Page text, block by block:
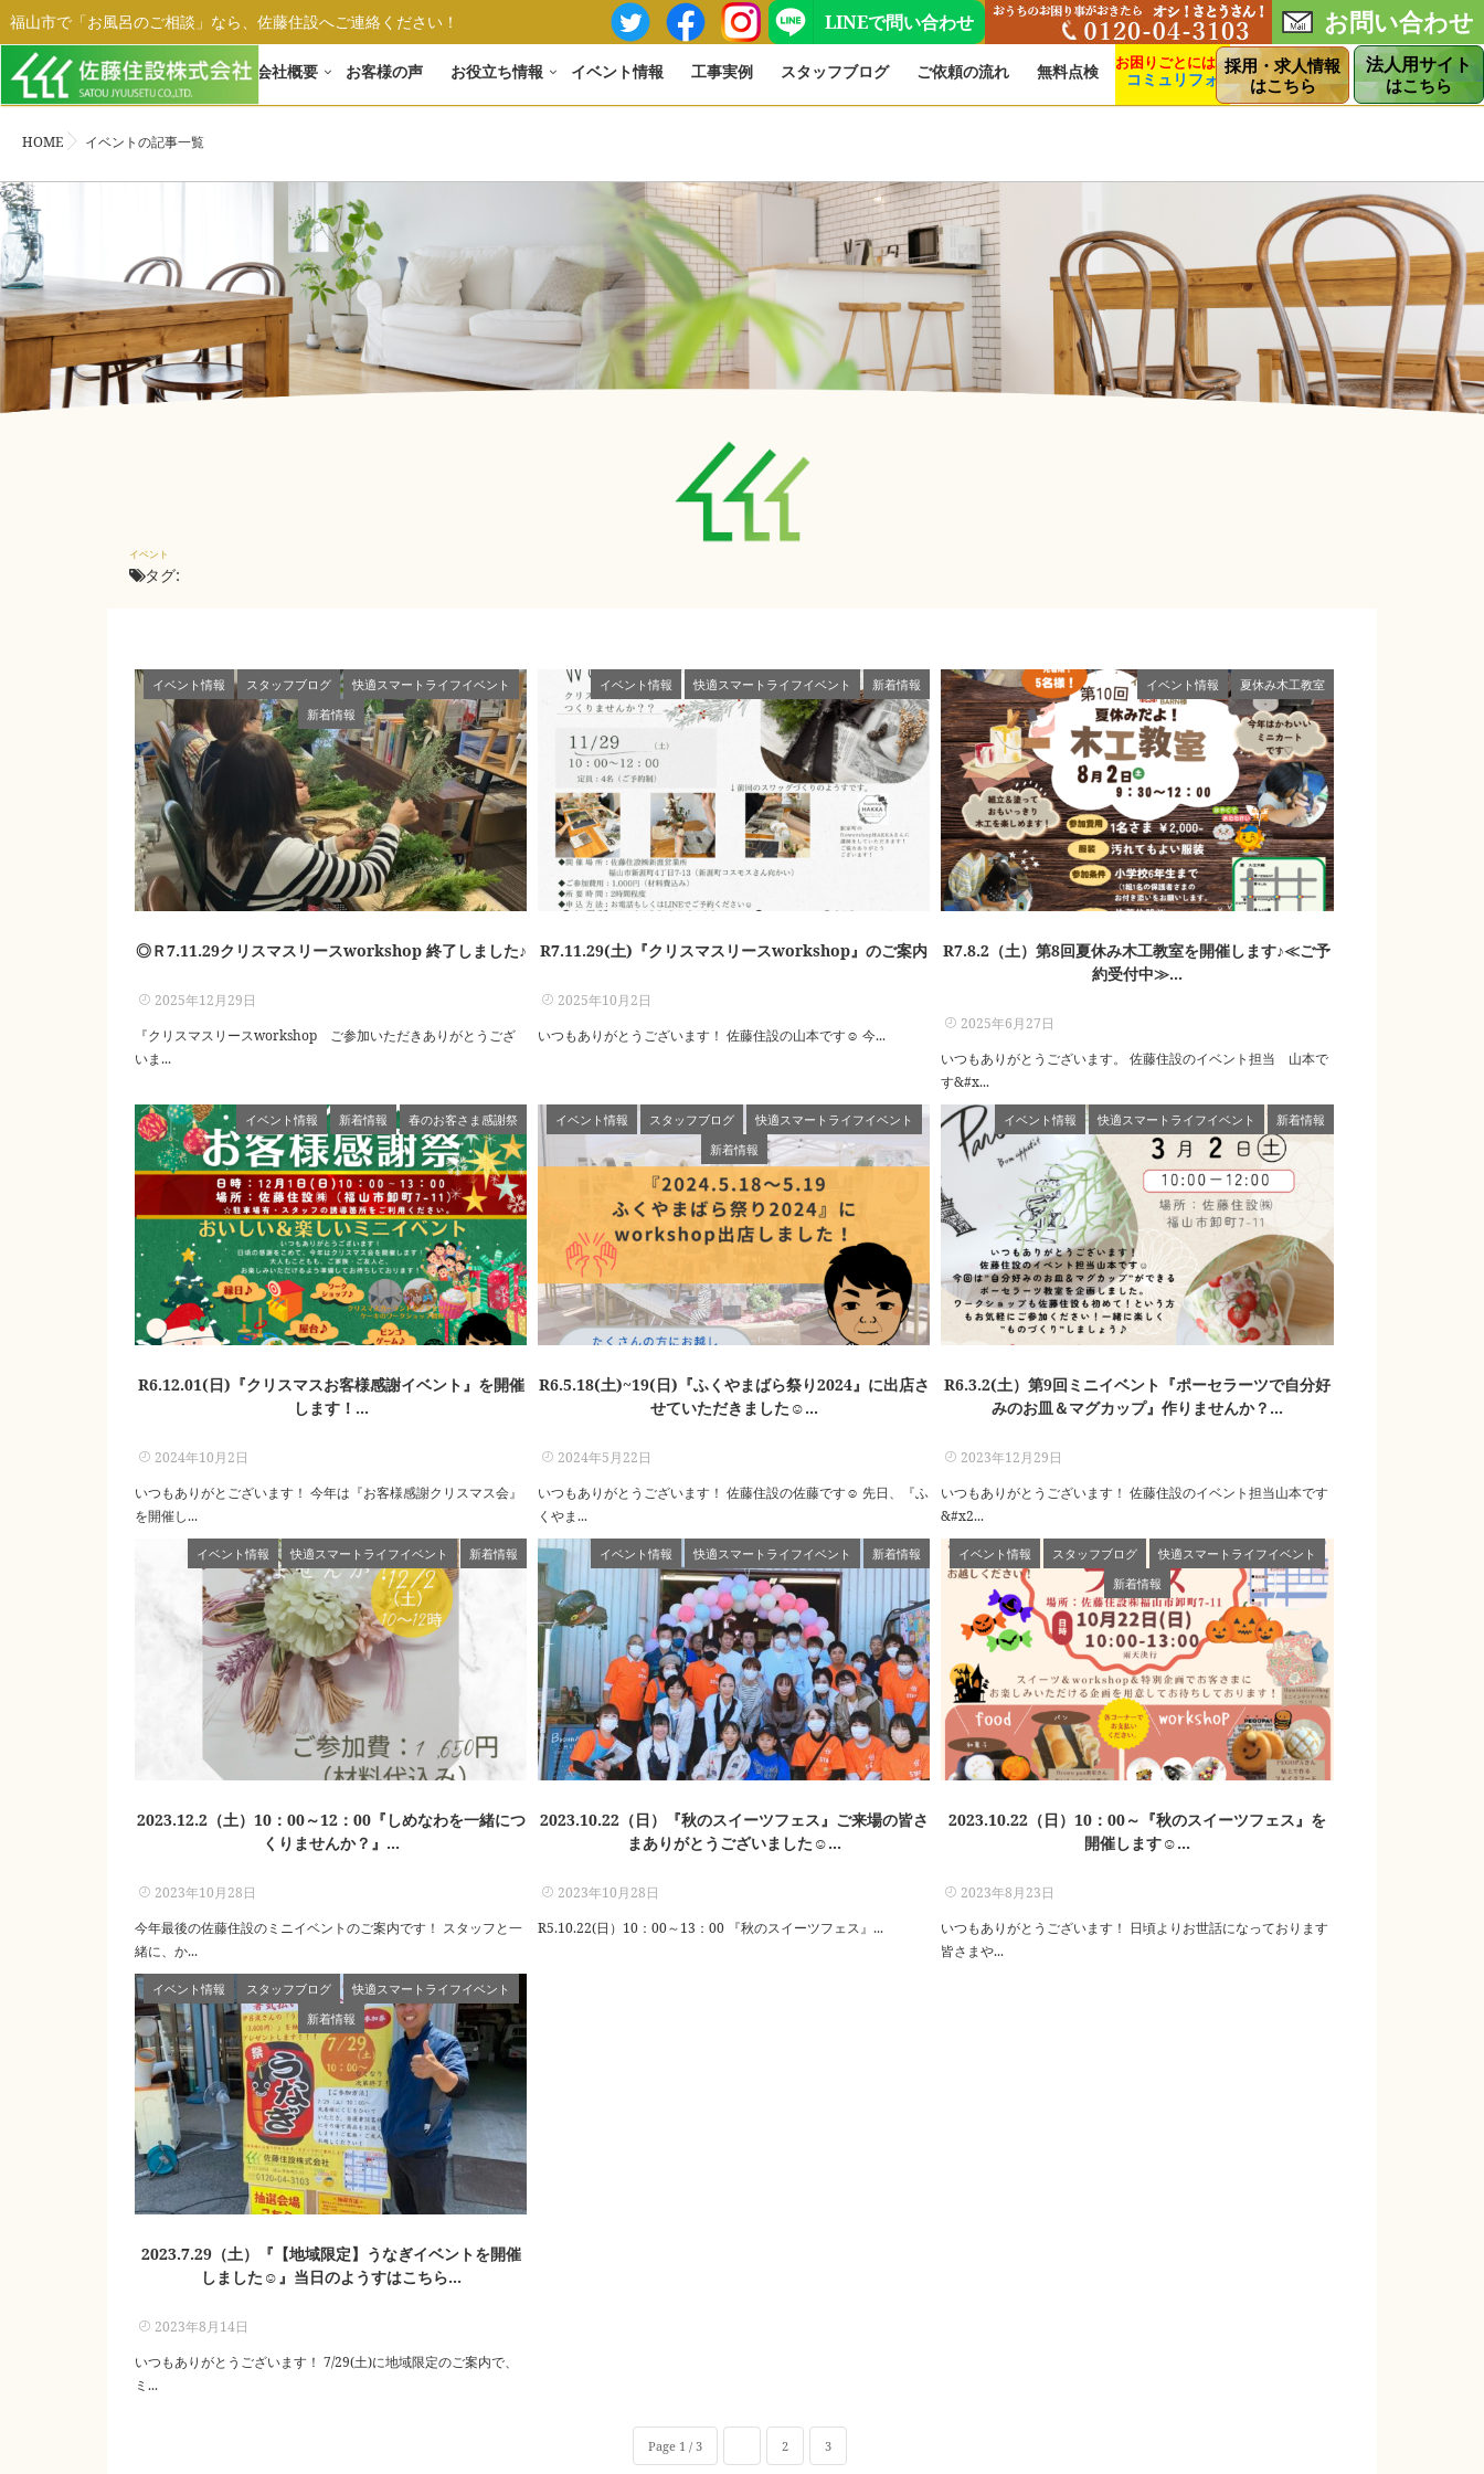
福山市で「お風呂のご相談」なら、佐藤住設へご連絡ください！ LINEで問い合わせ お問い合わせ
採用・求人情報
はこちら
法人用サイト
はこちら
ホーム 会社概要 お客様の声 お役立ち情報 イベント情報 工事実例 スタッフブログ ご依頼の流れ 無料点検 コミュリフォ ショップ
HOME イベントの記事一覧
タグ:
イベント
イベント情報 スタッフブログ
快適スマートライフイベント
新着情報
◎Ｒ7.11.29クリスマスリースworkshop 終了しました♪
2025年12月29日
『クリスマスリースworkshop ご参加いただきありがとうござ
いま...
イベント情報 快適スマートライフイベント 新着情報
R7.11.29(土)『クリスマスリースworkshop』のご案内
2025年10月2日
いつもありがとうございます！ 佐藤住設の山本です☺ 今...
イベント情報 夏休み木工教室
R7.8.2（土）第8回夏休み木工教室を開催します♪≪ご予
約受付中≫...
2025年6月27日
いつもありがとうございます。 佐藤住設のイベント担当 山本で
す&#x...
イベント情報 新着情報 春のお客さま感謝祭
R6.12.01(日)『クリスマスお客様感謝イベント』を開催
します！...
2024年10月2日
いつもありがとございます！ 今年は『お客様感謝クリスマス会』
を開催し...
イベント情報 スタッフブログ
快適スマートライフイベント
新着情報
R6.5.18(土)~19(日)『ふくやまばら祭り2024』に出店さ
せていただきました☺...
2024年5月22日
いつもありがとうございます！ 佐藤住設の佐藤です☺ 先日、『ふ
くやま...
イベント情報 快適スマートライフイベント 新着情報
R6.3.2(土）第9回ミニイベント『ポーセラーツで自分好
みのお皿＆マグカップ』作りませんか？...
2023年12月29日
いつもありがとうございます！ 佐藤住設のイベント担当山本です
&#x2...
イベント情報 快適スマートライフイベント 新着情報
2023.12.2（土）10：00～12：00『しめなわを一緒につ
くりませんか？』...
2023年10月28日
今年最後の佐藤住設のミニイベントのご案内です！ スタッフと一
緒に、か...
イベント情報 快適スマートライフイベント 新着情報
2023.10.22（日）『秋のスイーツフェス』ご来場の皆さ
まありがとうございました☺...
2023年10月28日
R5.10.22(日）10：00～13：00 『秋のスイーツフェス』...
イベント情報 スタッフブログ
快適スマートライフイベント
新着情報
2023.10.22（日）10：00～『秋のスイーツフェス』を
開催します☺...
2023年8月23日
いつもありがとうございます！ 日頃よりお世話になっております
皆さまや...
イベント情報 スタッフブログ
快適スマートライフイベント
新着情報
2023.7.29（土）『【地域限定】うなぎイベントを開催
しました☺』当日のようすはこちら...
2023年8月14日
いつもありがとうございます！ 7/29(土)に地域限定のご案内で、
ミ...
Page 1 / 3 2 3